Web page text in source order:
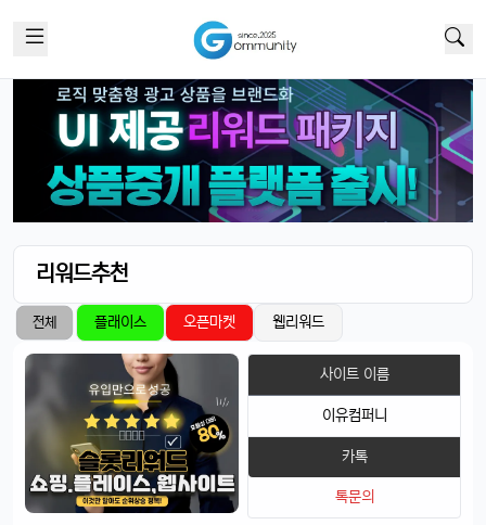
리워드추천
전체 플래이스 오픈마켓 웹리워드
사이트 이름
이유컴퍼니
카톡
톡문의